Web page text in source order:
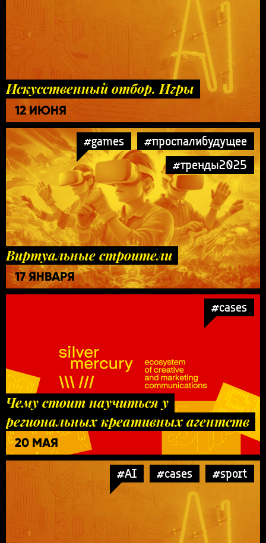
Искусственный отбор. Игры
12 ИЮНЯ
#games
#проспалибудущее
#тренды2025
Виртуальные строители
17 ЯНВАРЯ
#cases
Чему стоит научиться у
региональных креативных агентств
20 МАЯ
#AI #cases #sport